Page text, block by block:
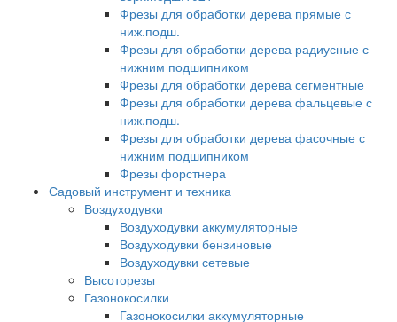
Фрезы для обработки дерева прямые с
ниж.подш.
Фрезы для обработки дерева радиусные с
нижним подшипником
Фрезы для обработки дерева сегментные
Фрезы для обработки дерева фальцевые с
ниж.подш.
Фрезы для обработки дерева фасочные с
нижним подшипником
Фрезы форстнера
Садовый инструмент и техника
Воздуходувки
Воздуходувки аккумуляторные
Воздуходувки бензиновые
Воздуходувки сетевые
Высоторезы
Газонокосилки
Газонокосилки аккумуляторные